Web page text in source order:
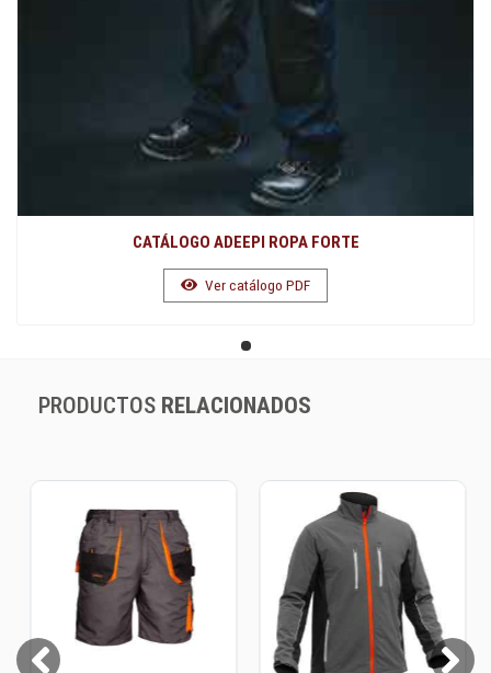
CATÁLOGO ADEEPI ROPA FORTE
Ver catálogo PDF
PRODUCTOS RELACIONADOS
Prev Next